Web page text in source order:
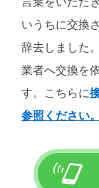
いうちに交換
辞去しました。
業者へ交換を
す。こちらに
参照ください。